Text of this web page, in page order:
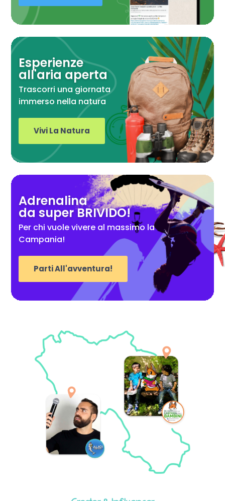
Esperienze
all'aria aperta
Trascorri una giornata
immerso nella natura
Vivi La Natura
Adrenalina
da super BRIVIDO!
Per chi vuole vivere al massimo la
Campania!
Parti All'avventura!